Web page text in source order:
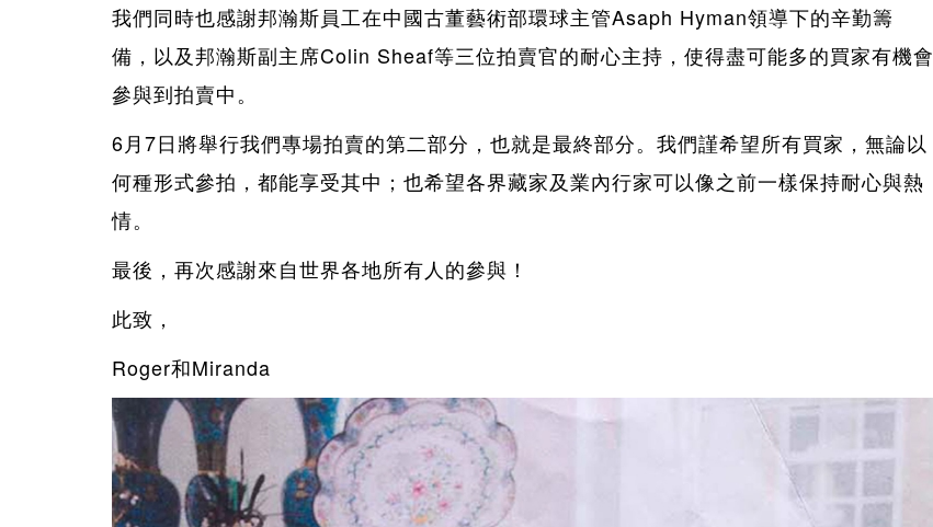
我們同時也感謝邦瀚斯員工在中國古董藝術部環球主管Asaph Hyman領導下的辛勤籌
備，以及邦瀚斯副主席Colin Sheaf等三位拍賣官的耐心主持，使得盡可能多的買家有機會
參與到拍賣中。
6月7日將舉行我們專場拍賣的第二部分，也就是最終部分。我們謹希望所有買家，無論以
何種形式參拍，都能享受其中；也希望各界藏家及業內行家可以像之前一樣保持耐心與熱
情。
最後，再次感謝來自世界各地所有人的參與！
此致，
Roger和Miranda